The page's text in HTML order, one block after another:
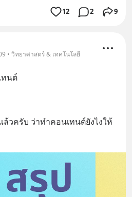
12 2 9
• วิทยาศาสตร์ & เทคโนโลยี
ทนต์
วครับ ว่าทำคอนเทนต์ยังไงให้